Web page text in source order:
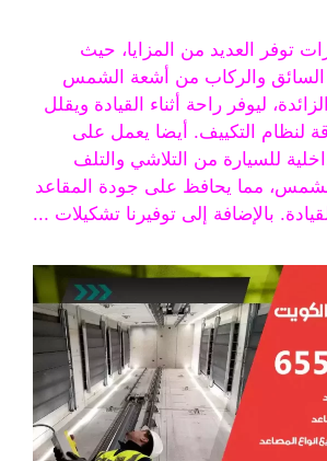
توفر العديد من المزايا، حيث
والركاب من أشعة الشمس
ليوفر راحة أثناء القيادة ويقلل
لنظام التكييف. أيضا يعمل على
للسيارة من التلاشي والتلف
مما يحافظ على جودة المقاعد
بالإضافة إلى توفيرنا تشكيلات ...